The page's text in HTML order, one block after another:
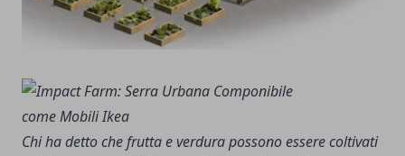
Chi ha detto che frutta e verdura possono essere coltivati